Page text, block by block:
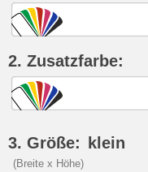
2. Zusatzfarbe:
3. Größe: klein
(Breite x Höhe)